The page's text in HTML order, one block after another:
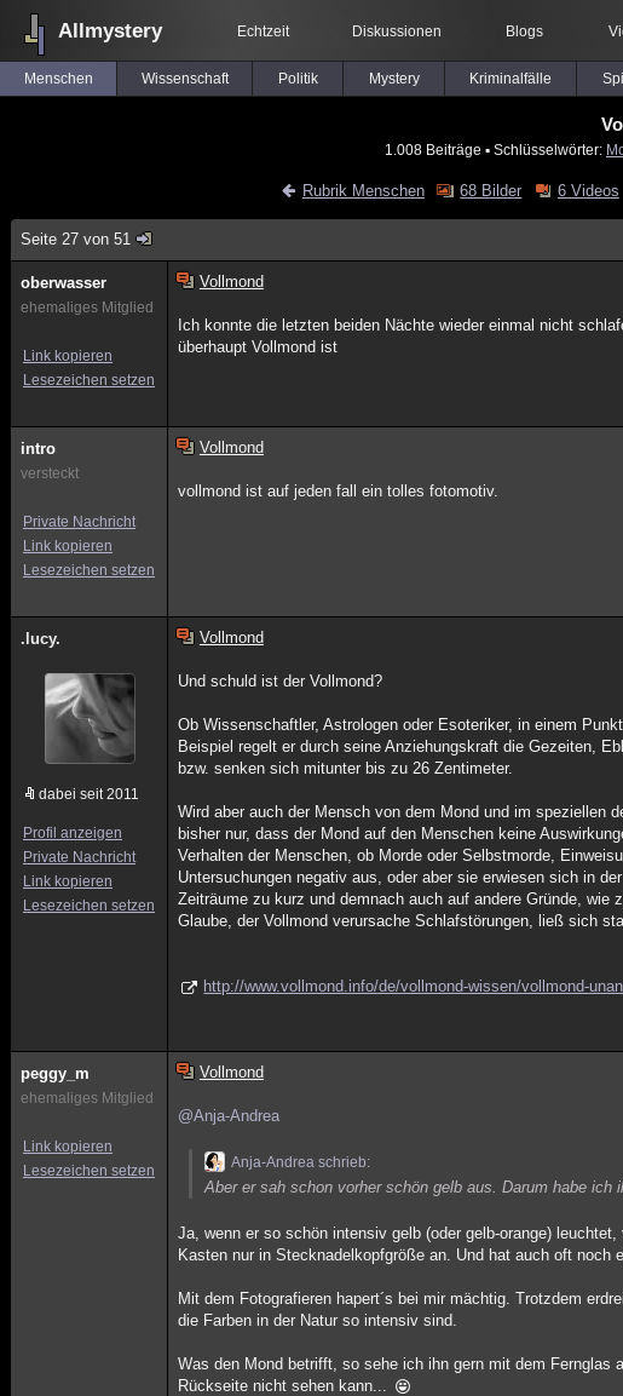
Allmystery Echtzeit Diskussionen Blogs
Menschen Wissenschaft Politik Mystery Kriminalfälle
1.008 Beiträge ▪ Schlüsselwörter:
Rubrik Menschen 68 Bilder 6 Videos
Seite 27 von 51
oberwasser
ehemaliges Mitglied
Link kopieren
Lesezeichen setzen
Vollmond
Ich konnte die letzten beiden Nächte wieder einmal nicht
überhaupt Vollmond ist
intro
versteckt
Private Nachricht
Link kopieren
Lesezeichen setzen
Vollmond
vollmond ist auf jeden fall ein tolles fotomotiv.
.lucy.
dabei seit 2011
Profil anzeigen
Private Nachricht
Link kopieren
Lesezeichen setzen
Vollmond
Und schuld ist der Vollmond?
Ob Wissenschaftler, Astrologen oder Esoteriker, in einem
Beispiel regelt er durch seine Anziehungskraft die Gezeiten,
bzw. senken sich mitunter bis zu 26 Zentimeter.
Wird aber auch der Mensch von dem Mond und im speziellen
bisher nur, dass der Mond auf den Menschen keine
Verhalten der Menschen, ob Morde oder Selbstmorde,
Untersuchungen negativ aus, oder aber sie erwiesen sich in
Zeiträume zu kurz und demnach auch auf andere Gründe,
Glaube, der Vollmond verursache Schlafstörungen, ließ sich
http://www.vollmond.info/de/vollmond-wissen/vollmond-
peggy_m
ehemaliges Mitglied
Link kopieren
Lesezeichen setzen
Vollmond
@Anja-Andrea
Anja-Andrea schrieb:
Aber er sah schon vorher schön gelb aus. Darum habe ich
Ja, wenn er so schön intensiv gelb (oder gelb-orange)
Kasten nur in Stecknadelkopfgröße an. Und hat auch oft noch
Mit dem Fotografieren hapert´s bei mir mächtig. Trotzdem
die Farben in der Natur so intensiv sind.
Was den Mond betrifft, so sehe ich ihn gern mit dem
Rückseite nicht sehen kann...